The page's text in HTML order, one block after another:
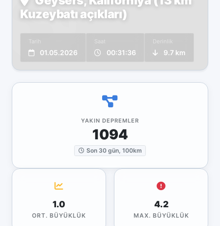
Kuzeybatı açıkları)
Tarih
01.05.2026
Saat
00:31:36
Derinlik
9.7 km
YAKIN DEPREMLER
1094
Son 30 gün, 100km
1.0
ORT. BÜYÜKLÜK
4.2
MAX. BÜYÜKLÜK